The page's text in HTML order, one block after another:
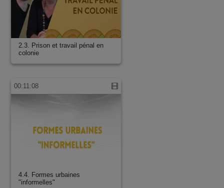
2.3. Prison et travail pénal en
colonie
00:11:08
4.4. Formes urbaines
"informelles"